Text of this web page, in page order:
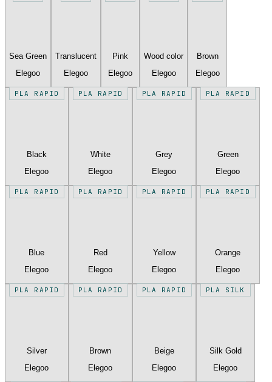
Sea Green
Elegoo
Translucent
Elegoo
Pink
Elegoo
Wood color
Elegoo
Brown
Elegoo
PLA RAPID
Black
Elegoo
PLA RAPID
White
Elegoo
PLA RAPID
Grey
Elegoo
PLA RAPID
Green
Elegoo
PLA RAPID
Blue
Elegoo
PLA RAPID
Red
Elegoo
PLA RAPID
Yellow
Elegoo
PLA RAPID
Orange
Elegoo
PLA RAPID
Silver
Elegoo
PLA RAPID
Brown
Elegoo
PLA RAPID
Beige
Elegoo
PLA SILK
Silk Gold
Elegoo